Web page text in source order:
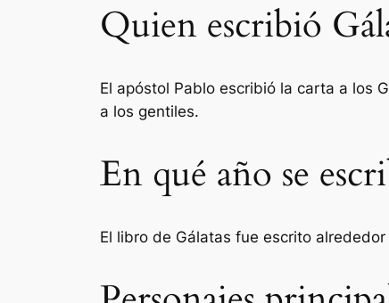
Quien escribió
El apóstol Pablo escribió la carta a los
a los gentiles.
En qué año se
El libro de Gálatas fue escrito